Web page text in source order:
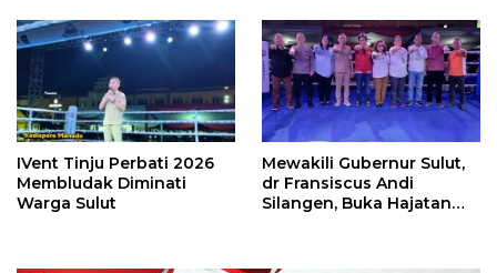
Perbati 2026
IVent Tinju Perbati 2026
Membludak Diminati
Warga Sulut
Mewakili Gubernur Sulut,
dr Fransiscus Andi
Silangen, Buka Hajatan